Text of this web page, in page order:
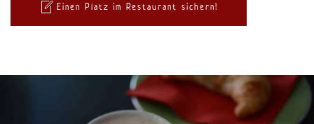
Einen Platz im Restaurant sichern!